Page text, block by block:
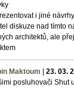
i jiné
diskuze nad tímto
architektů, ale
Maktoum 23. 03.
posluhovači Shut